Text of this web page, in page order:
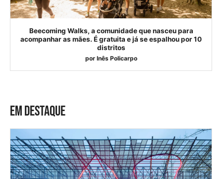
Beecoming Walks, a comunidade que nasceu para
acompanhar as mães. É gratuita e já se espalhou por 10
distritos
por Inês Policarpo
EM DESTAQUE